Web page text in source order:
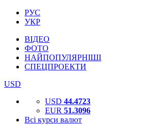
РУС
УКР
ВІДЕО
ФОТО
НАЙПОПУЛЯРНІШІ
СПЕЦПРОЕКТИ
USD
USD 44.4723
EUR 51.3096
Всі курси валют